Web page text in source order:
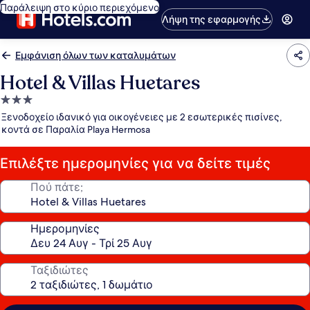
Παράλειψη στο κύριο περιεχόμενο
Λήψη της εφαρμογής
Εμφάνιση όλων των καταλυμάτων
Hotel & Villas Huetares
Κατάλυμα
με
3.0
αστέρια
Ξενοδοχείο ιδανικό για οικογένειες με 2 εσωτερικές πισίνες,
κοντά σε Παραλία Playa Hermosa
Επιλέξτε ημερομηνίες για να δείτε τιμές
Πού πάτε;
Ημερομηνίες
Ταξιδιώτες